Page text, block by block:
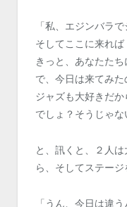
「私、エジンバラ
そしてここに来れば
きっと、あなたた
で、今日は来てみた
ジャズも大好きだ
でしょ？そうじゃな
と、訊くと、２人
ら、そしてステー
「うん、今日は違